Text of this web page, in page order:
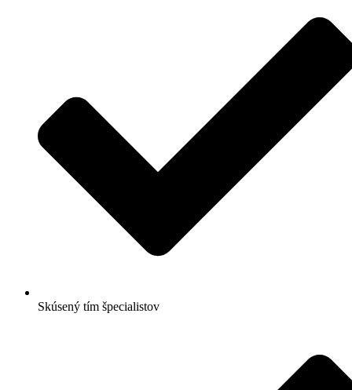
Skúsený tím špecialistov